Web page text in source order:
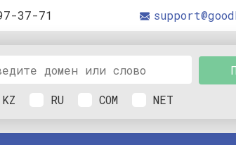
37-71
KZ
RU COM NET